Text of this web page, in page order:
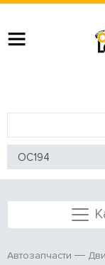
Автозапчасти